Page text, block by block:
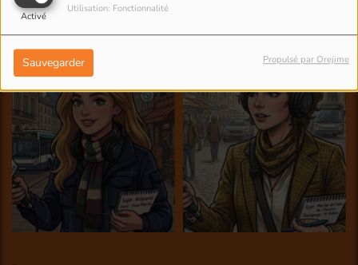
Activé
Utilisation: Fonctionnalité
Sauvegarder Propulsé par Orejime